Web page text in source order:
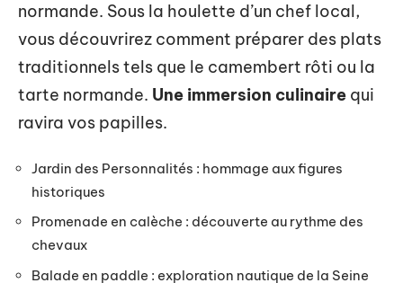
normande. Sous la houlette d’un chef local,
vous découvrirez comment préparer des plats
traditionnels tels que le camembert rôti ou la
tarte normande. Une immersion culinaire qui
ravira vos papilles.
Jardin des Personnalités : hommage aux figures
historiques
Promenade en calèche : découverte au rythme des
chevaux
Balade en paddle : exploration nautique de la Seine